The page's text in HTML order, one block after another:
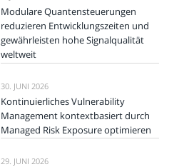
Modulare Quantensteuerungen
reduzieren Entwicklungszeiten und
gewährleisten hohe Signalqualität
weltweit
30. JUNI 2026
Kontinuierliches Vulnerability
Management kontextbasiert durch
Managed Risk Exposure optimieren
29. JUNI 2026